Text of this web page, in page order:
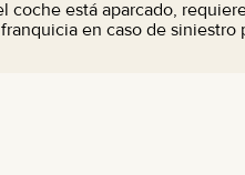
está aparcado,
en caso de